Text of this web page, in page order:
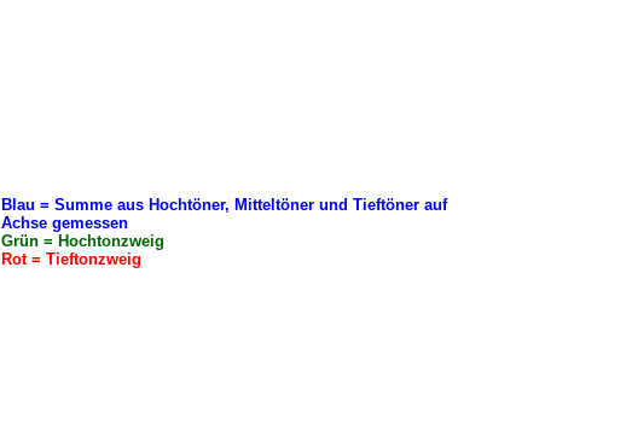
Blau = Summe aus Hochtöner, Mitteltöner und Tieftöner auf
Achse gemessen
Grün = Hochtonzweig
Rot = Tieftonzweig